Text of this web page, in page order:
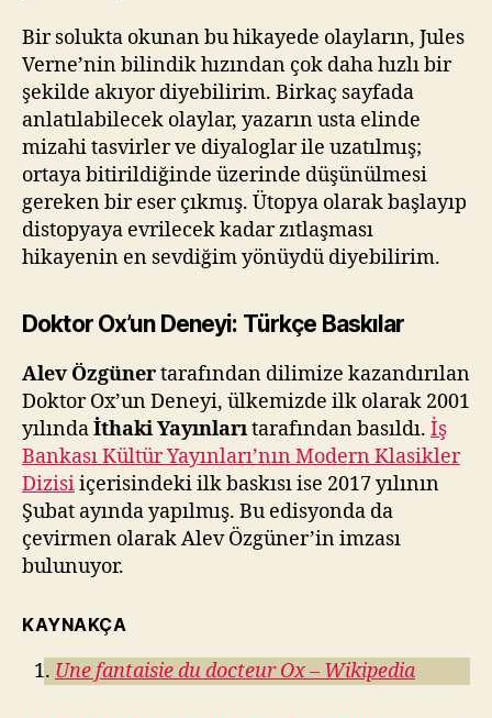
Bir solukta okunan bu hikayede olayların, Jules
Verne’nin bilindik hızından çok daha hızlı bir
şekilde akıyor diyebilirim. Birkaç sayfada
anlatılabilecek olaylar, yazarın usta elinde
mizahi tasvirler ve diyaloglar ile uzatılmış;
ortaya bitirildiğinde üzerinde düşünülmesi
gereken bir eser çıkmış. Ütopya olarak başlayıp
distopyaya evrilecek kadar zıtlaşması
hikayenin en sevdiğim yönüydü diyebilirim.
Doktor Ox’un Deneyi: Türkçe Baskılar
Alev Özgünertarafından dilimize kazandırılan
Doktor Ox’un Deneyi, ülkemizde ilk olarak 2001
yılındaİthaki Yayınlarıtarafından basıldı. İş
Bankası Kültür Yayınları’nın Modern Klasikler
Dizisiiçerisindeki ilk baskısı ise 2017 yılının
Şubat ayında yapılmış. Bu edisyonda da
çevirmen olarak Alev Özgüner’in imzası
bulunuyor.
KAYNAKÇA
Une fantaisie du docteur Ox – Wikipedia